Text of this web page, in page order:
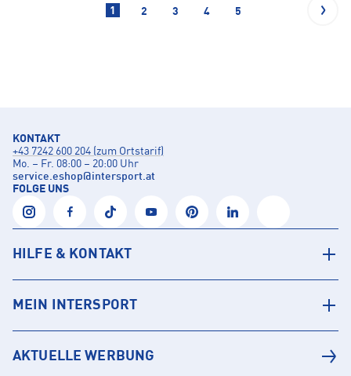
1 2 3 4 5
KONTAKT
+43 7242 600 204 (zum Ortstarif)
Mo. – Fr. 08:00 – 20:00 Uhr
service.eshop@intersport.at
FOLGE UNS
HILFE & KONTAKT
MEIN INTERSPORT
AKTUELLE WERBUNG